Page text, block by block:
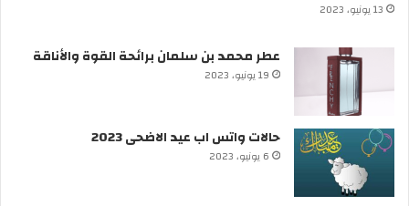
13 يونيو، 2023
عطر محمد بن سلمان برائحة القوة والأناقة
19 يونيو، 2023
حالات واتس اب عيد الاضحى 2023
6 يونيو، 2023